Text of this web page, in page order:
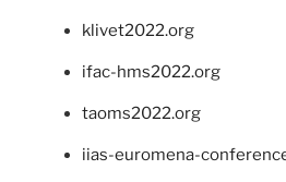
klivet2022.org
ifac-hms2022.org
taoms2022.org
iias-euromena-